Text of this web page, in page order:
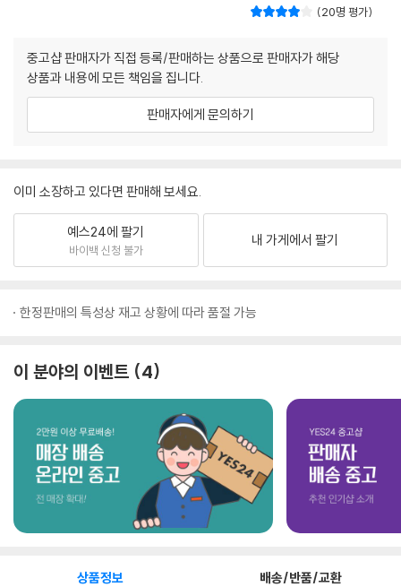
20명 평가
중고샵 판매자가 직접 등록/판매하는 상품으로 판매자가 해당
상품과 내용에 모든 책임을 집니다.
판매자에게 문의하기
이미 소장하고 있다면 판매해 보세요.
예스24에 팔기
바이백 신청 불가
내 가게에서 팔기
한정판매의 특성상 재고 상황에 따라 품절 가능
이 분야의 이벤트 4
상품정보 배송/반품/교환